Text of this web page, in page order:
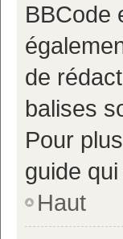
BBCode
de
balises
Pour
guide
Haut